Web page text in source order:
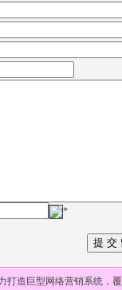
*
打造巨型网络营销系统，